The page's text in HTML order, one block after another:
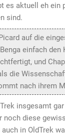
es aktuell eh ein
sind.
auf die
einfach
und
die
nach ihrem
insgesamt
diese
in OldTrek